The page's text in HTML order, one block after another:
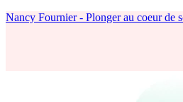
Nancy Fournier - Plonger au coeur de